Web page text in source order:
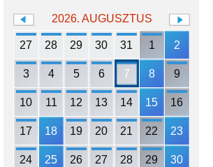
2026. AUGUSZTUS
27 28 29 30 31 1 2
3 4 5 6 7 8 9
10 11 12 13 14 15 16
17 18 19 20 21 22 23
24 25 26 27 28 29 30